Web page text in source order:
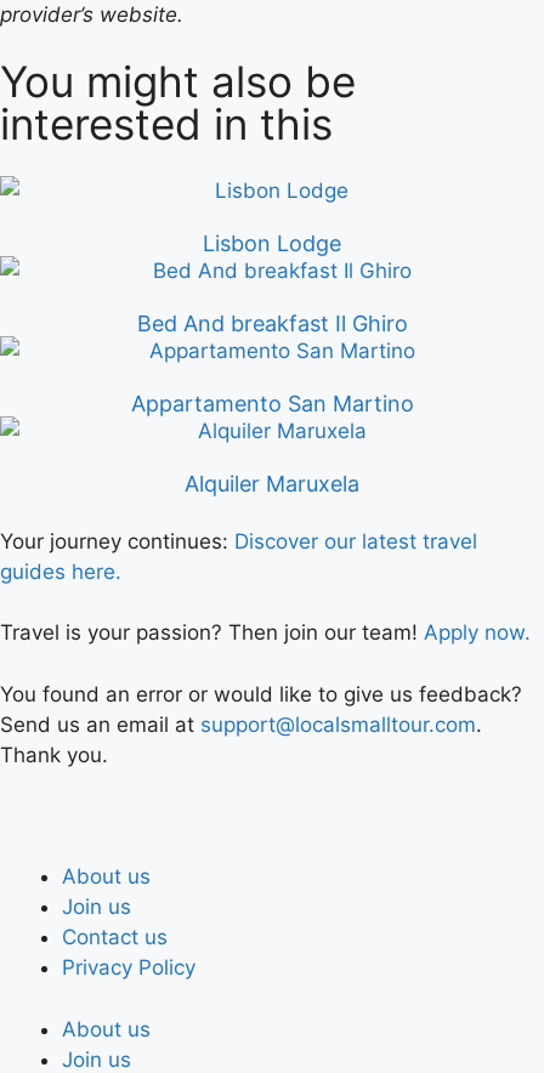
provider’s website.
You might also be
interested in this
Lisbon Lodge
Bed And breakfast Il Ghiro
Appartamento San Martino
Alquiler Maruxela
Your journey continues: Discover our latest travel
guides here.
Travel is your passion? Then join our team! Apply now.
You found an error or would like to give us feedback?
Send us an email at support@localsmalltour.com.
Thank you.
About us
Join us
Contact us
Privacy Policy
About us
Join us